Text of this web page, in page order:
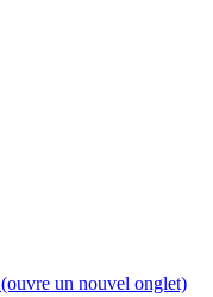
(ouvre un nouvel onglet)